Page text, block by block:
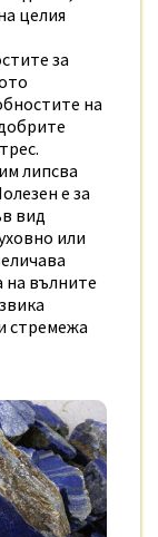
целия
за
на
липсва
е за
вид
или
на вълните
стремежа